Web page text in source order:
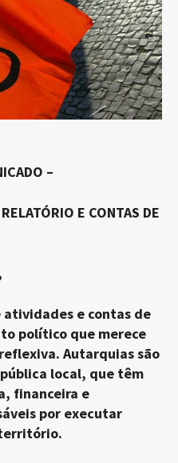
–
RELATÓRIO E CONTAS DE
e contas de
político que merece
Autarquias são
local, que têm
financeira e
por executar